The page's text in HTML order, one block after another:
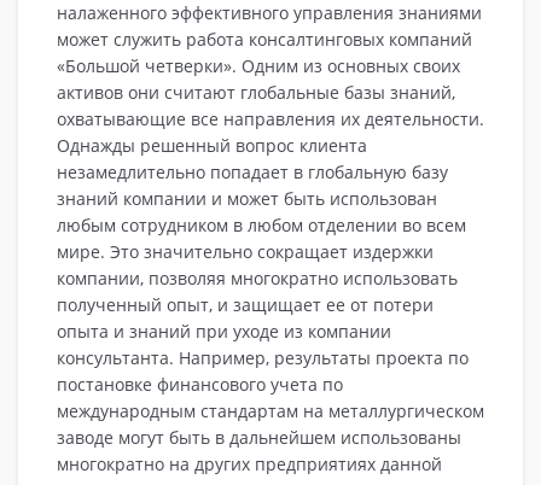
налаженного эффективного управления знаниями
может служить работа консалтинговых компаний
«Большой четверки». Одним из основных своих
активов они считают глобальные базы знаний,
охватывающие все направления их деятельности.
Однажды решенный вопрос клиента
незамедлительно попадает в глобальную базу
знаний компании и может быть использован
любым сотрудником в любом отделении во всем
мире. Это значительно сокращает издержки
компании, позволяя многократно использовать
полученный опыт, и защищает ее от потери
опыта и знаний при уходе из компании
консультанта. Например, результаты проекта по
постановке финансового учета по
международным стандартам на металлургическом
заводе могут быть в дальнейшем использованы
многократно на других предприятиях данной